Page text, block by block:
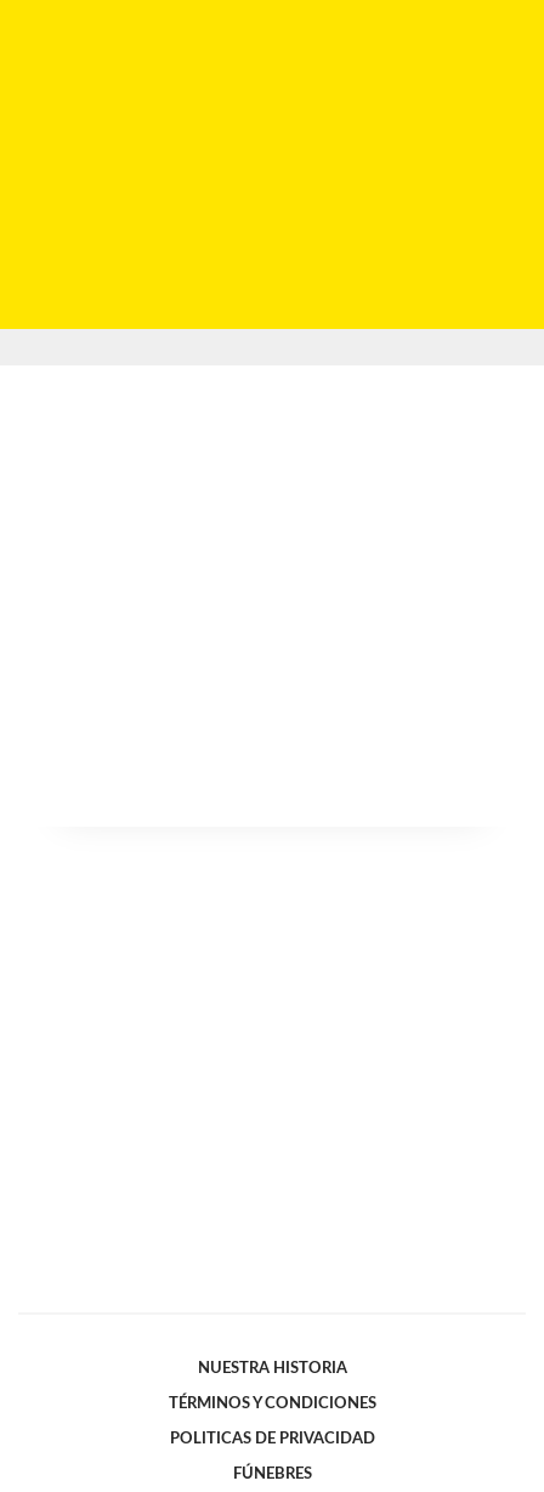
NUESTRA HISTORIA
TÉRMINOS Y CONDICIONES
POLITICAS DE PRIVACIDAD
FÚNEBRES